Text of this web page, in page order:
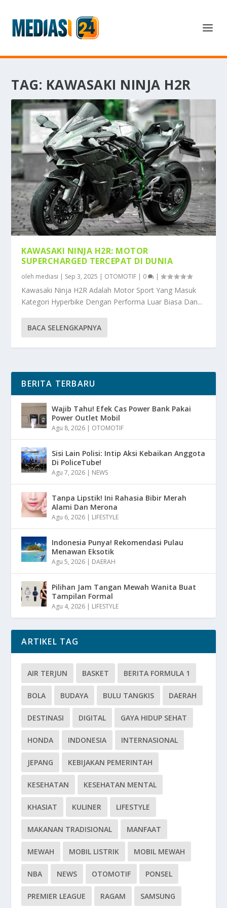
TAG: KAWASAKI NINJA H2R
KAWASAKI NINJA H2R: MOTOR
SUPERCHARGED TERCEPAT DI DUNIA
oleh mediasi | Sep 3, 2025 | OTOMOTIF | 0 |
Kawasaki Ninja H2R Adalah Motor Sport Yang Masuk
Kategori Hyperbike Dengan Performa Luar Biasa Dan...
BACA SELENGKAPNYA
BERITA TERBARU
Wajib Tahu! Efek Cas Power Bank Pakai
Power Outlet Mobil
Agu 8, 2026 | OTOMOTIF
Sisi Lain Polisi: Intip Aksi Kebaikan Anggota
Di PoliceTube!
Agu 7, 2026 | NEWS
Tanpa Lipstik! Ini Rahasia Bibir Merah
Alami Dan Merona
Agu 6, 2026 | LIFESTYLE
Indonesia Punya! Rekomendasi Pulau
Menawan Eksotik
Agu 5, 2026 | DAERAH
Pilihan Jam Tangan Mewah Wanita Buat
Tampilan Formal
Agu 4, 2026 | LIFESTYLE
ARTIKEL TAG
AIR TERJUN BASKET BERITA FORMULA 1
BOLA BUDAYA BULU TANGKIS DAERAH
DESTINASI DIGITAL GAYA HIDUP SEHAT
HONDA INDONESIA INTERNASIONAL
JEPANG KEBIJAKAN PEMERINTAH
KESEHATAN KESEHATAN MENTAL
KHASIAT KULINER LIFESTYLE
MAKANAN TRADISIONAL MANFAAT
MEWAH MOBIL LISTRIK MOBIL MEWAH
NBA NEWS OTOMOTIF PONSEL
PREMIER LEAGUE RAGAM SAMSUNG